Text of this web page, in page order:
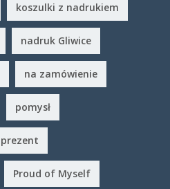
koszulki z nadrukiem
nadruk Gliwice
na zamówienie
pomysł
prezent
Proud of Myself